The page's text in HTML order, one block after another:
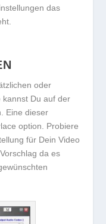
das
oder
kannst Du auf der
Eine dieser
option. Probiere
für Dein Video
da es